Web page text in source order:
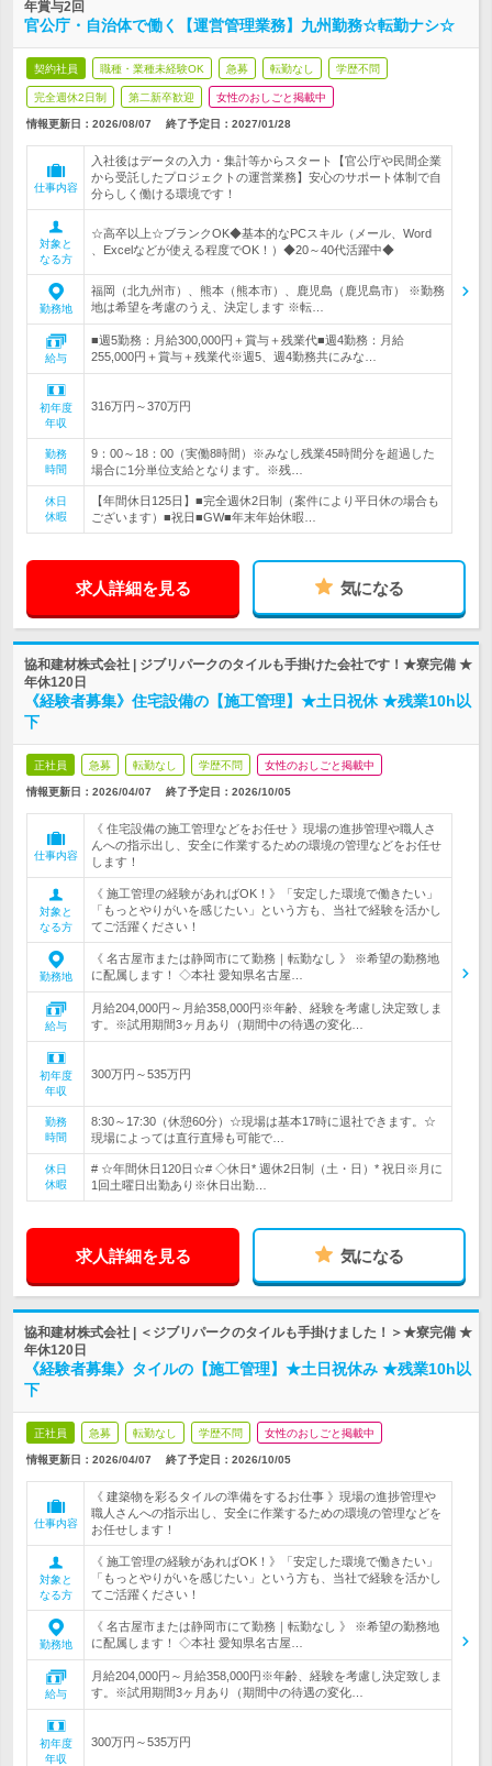
年賞与2回
官公庁・自治体で働く【運営管理業務】九州勤務☆転勤ナシ☆
契約社員 職種・業種未経験OK 急募 転勤なし 学歴不問
完全週休2日制 第二新卒歓迎 女性のおしごと掲載中
情報更新日：2026/08/07 終了予定日： 2027/01/28
仕事内容
入社後はデータの入力・集計等からスタート【官公庁や民間企業
から受託したプロジェクトの運営業務】安心のサポート体制で自
分らしく働ける環境です！
対象と
なる方
☆高卒以上☆ブランクOK◆基本的なPCスキル（メール、Word
、Excelなどが使える程度でOK！）◆20～40代活躍中◆
勤務地
福岡（北九州市）、熊本（熊本市）、鹿児島（鹿児島市） ※勤務
地は希望を考慮のうえ、決定します ※転…
給与
■週5勤務：月給300,000円＋賞与＋残業代■週4勤務：月給
255,000円＋賞与＋残業代※週5、週4勤務共にみな…
初年度
年収
316万円～370万円
勤務
時間
9：00～18：00（実働8時間）※みなし残業45時間分を超過した
場合に1分単位支給となります。※残…
休日
休暇
【年間休日125日】■完全週休2日制（案件により平日休の場合も
ございます）■祝日■GW■年末年始休暇…
求人詳細を見る 気になる
協和建材株式会社 | ジブリパークのタイルも手掛けた会社です！★寮完備 ★
年休120日
《経験者募集》住宅設備の【施工管理】★土日祝休 ★残業10h以
下
正社員 急募 転勤なし 学歴不問 女性のおしごと掲載中
情報更新日：2026/04/07 終了予定日： 2026/10/05
仕事内容
《 住宅設備の施工管理などをお任せ 》現場の進捗管理や職人さ
んへの指示出し、安全に作業するための環境の管理などをお任せ
します！
対象と
なる方
《 施工管理の経験があればOK！》「安定した環境で働きたい」
「もっとやりがいを感じたい」という方も、当社で経験を活かし
てご活躍ください！
勤務地
《 名古屋市または静岡市にて勤務｜転勤なし 》 ※希望の勤務地
に配属します！ ◇本社 愛知県名古屋…
給与
月給204,000円～月給358,000円※年齢、経験を考慮し決定致しま
す。※試用期間3ヶ月あり（期間中の待遇の変化…
初年度
年収
300万円～535万円
勤務
時間
8:30～17:30（休憩60分）☆現場は基本17時に退社できます。☆
現場によっては直行直帰も可能で…
休日
休暇
# ☆年間休日120日☆# ◇休日* 週休2日制（土・日）* 祝日※月に
1回土曜日出勤あり※休日出勤…
求人詳細を見る 気になる
協和建材株式会社 | ＜ジブリパークのタイルも手掛けました！＞★寮完備 ★
年休120日
《経験者募集》タイルの【施工管理】★土日祝休み ★残業10h以
下
正社員 急募 転勤なし 学歴不問 女性のおしごと掲載中
情報更新日：2026/04/07 終了予定日： 2026/10/05
仕事内容
《 建築物を彩るタイルの準備をするお仕事 》現場の進捗管理や
職人さんへの指示出し、安全に作業するための環境の管理などを
お任せします！
対象と
なる方
《 施工管理の経験があればOK！》「安定した環境で働きたい」
「もっとやりがいを感じたい」という方も、当社で経験を活かし
てご活躍ください！
勤務地
《 名古屋市または静岡市にて勤務｜転勤なし 》 ※希望の勤務地
に配属します！ ◇本社 愛知県名古屋…
給与
月給204,000円～月給358,000円※年齢、経験を考慮し決定致しま
す。※試用期間3ヶ月あり（期間中の待遇の変化…
初年度
年収
300万円～535万円